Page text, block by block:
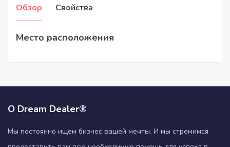
(Русский)
Обзор Свойства
Место расположения
О Dream Dealer®
Мы постоянно ищем бизнес вашей мечты. И мы стремимся